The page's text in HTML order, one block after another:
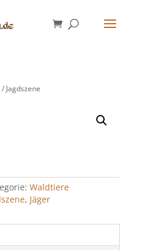
/ Jagdszene
Waldtiere
, Jäger